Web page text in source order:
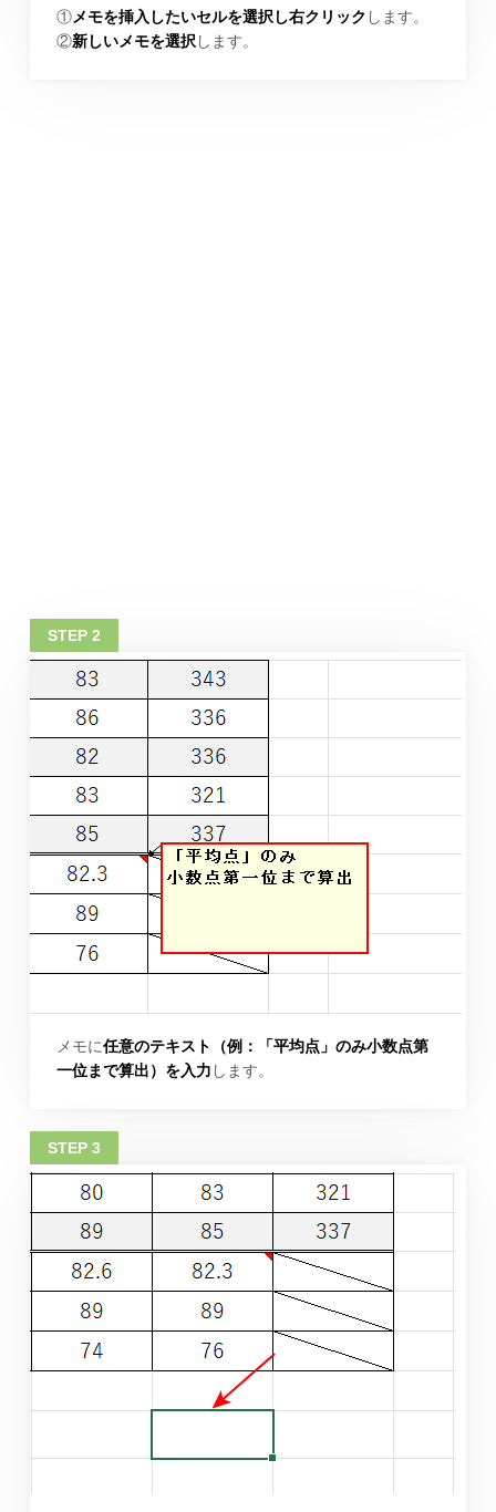
①メモを挿入したいセルを選択し右クリック します。
②新しいメモを選択します。
メモに任意のテキスト（例：「平均点」のみ小数点第
一位まで算出）を入力 します。